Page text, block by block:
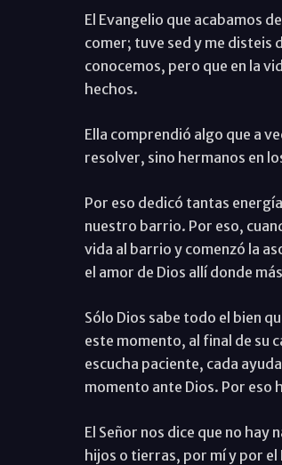
El Evangelio que acabamos
comer; tuve sed y me
conocemos, pero que en la
hechos.
Ella comprendió algo que a
resolver, sino hermanos en
Por eso dedicó tantas
nuestro barrio. Por eso,
vida al barrio y comenzó la
el amor de Dios allí donde
Sólo Dios sabe todo el bien
este momento, al final de su
escucha paciente, cada
momento ante Dios. Por eso
El Señor nos dice que no hay
hijos o tierras, por mí y por el